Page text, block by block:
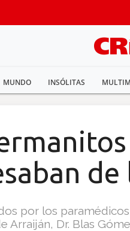
MUNDO INSÓLITAS
de
por los
Arraiján, Dr. Blas